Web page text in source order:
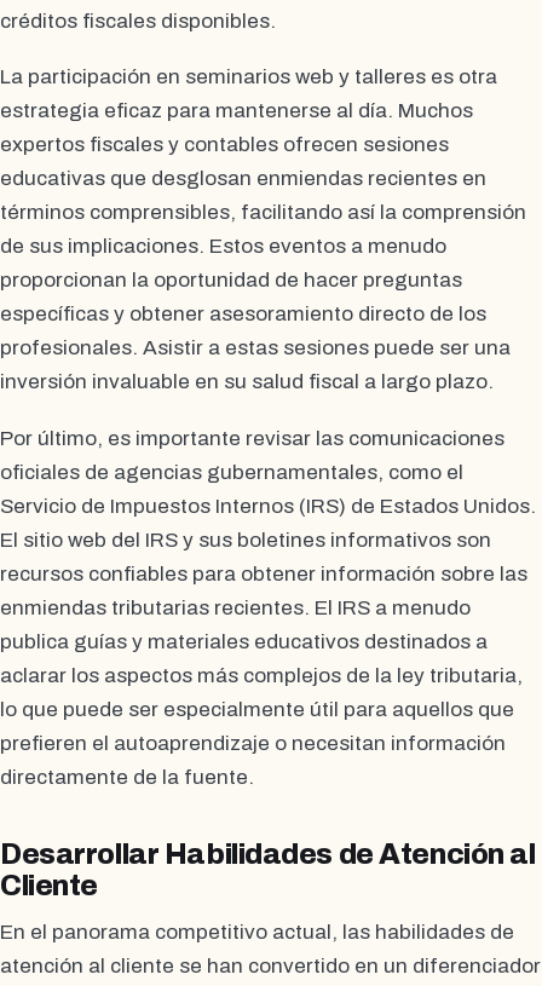
créditos fiscales disponibles.
La participación en seminarios web y talleres es otra
estrategia eficaz para mantenerse al día. Muchos
expertos fiscales y contables ofrecen sesiones
educativas que desglosan enmiendas recientes en
términos comprensibles, facilitando así la comprensión
de sus implicaciones. Estos eventos a menudo
proporcionan la oportunidad de hacer preguntas
específicas y obtener asesoramiento directo de los
profesionales. Asistir a estas sesiones puede ser una
inversión invaluable en su salud fiscal a largo plazo.
Por último, es importante revisar las comunicaciones
oficiales de agencias gubernamentales, como el
Servicio de Impuestos Internos (IRS) de Estados Unidos.
El sitio web del IRS y sus boletines informativos son
recursos confiables para obtener información sobre las
enmiendas tributarias recientes. El IRS a menudo
publica guías y materiales educativos destinados a
aclarar los aspectos más complejos de la ley tributaria,
lo que puede ser especialmente útil para aquellos que
prefieren el autoaprendizaje o necesitan información
directamente de la fuente.
Desarrollar Habilidades de Atención al
Cliente
En el panorama competitivo actual, las habilidades de
atención al cliente se han convertido en un diferenciador